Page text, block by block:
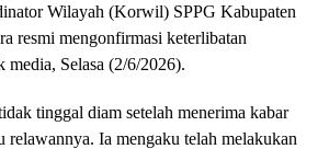
Wilayah (Korwil) SPPG Kabupaten
resmi mengonfirmasi keterlibatan
media, Selasa (2/6/2026).
tinggal diam setelah menerima kabar
relawannya. Ia mengaku telah melakukan